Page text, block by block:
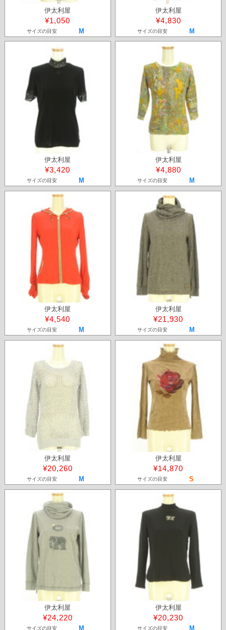
伊太利屋
¥1,050
サイズの目安 M
伊太利屋
¥4,830
サイズの目安 M
伊太利屋
¥3,420
サイズの目安 M
伊太利屋
¥4,880
サイズの目安 M
伊太利屋
¥4,540
サイズの目安 M
伊太利屋
¥21,930
サイズの目安 M
伊太利屋
¥20,260
サイズの目安 M
伊太利屋
¥14,870
サイズの目安 S
伊太利屋
¥24,220
サイズの目安 M
伊太利屋
¥20,230
サイズの目安 M